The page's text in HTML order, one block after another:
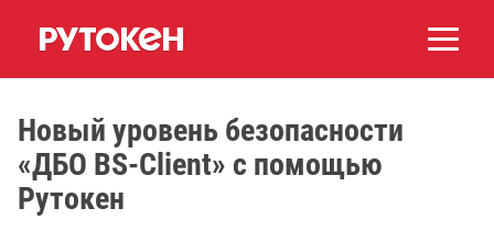
Новый уровень безопасности
«ДБО BS-Client» c помощью
Рутокен